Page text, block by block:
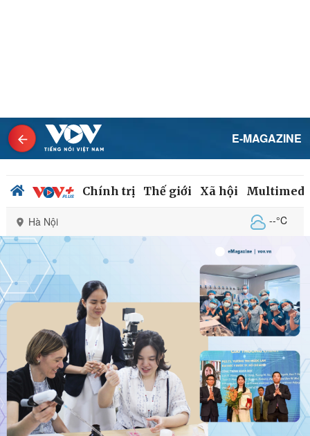
E-MAGAZINE
Chính trị Thế giới Xã hội
Hà Nội --°C
Chính trị
Đảng
Tổ chức nhân sự
Quốc hội
Nhận diện sự thật
Tin 24h
Dự báo thời tiết
Giáo dục
Dấu ấn VOV
Việc làm
Biển đảo